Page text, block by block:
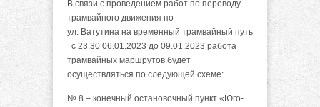
В связи с проведением работ по переводу
трамвайного движения по
ул. Ватутина на временный трамвайный путь
с 23.30 06.01.2023 до 09.01.2023 работа
трамвайных маршрутов будет
осуществляться по следующей схеме:
№ 8 – конечный остановочный пункт «Юго-